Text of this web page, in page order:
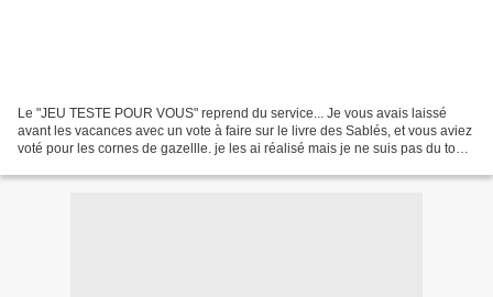
Le "JEU TESTE POUR VOUS" reprend du service... Je vous avais laissé
avant les vacances avec un vote à faire sur le livre des Sablés, et vous aviez
voté pour les cornes de gazellle. je les ai réalisé mais je ne suis pas du tout